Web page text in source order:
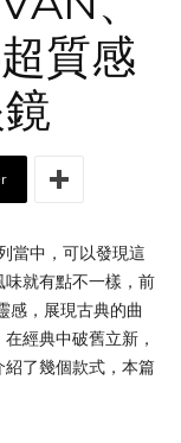
質感
當中，可以發現這
就有點不一樣，前
感，展現古典的曲
經典中破舊立新，
了幾個款式，本篇